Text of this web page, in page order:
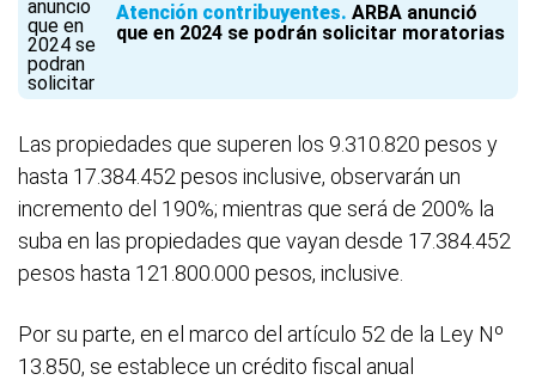
Atención contribuyentes ARBA anunció
que en 2024 se podrán solicitar moratorias
Las propiedades que superen los 9.310.820 pesos y
hasta 17.384.452 pesos inclusive, observarán un
incremento del 190%; mientras que será de 200% la
suba en las propiedades que vayan desde 17.384.452
pesos hasta 121.800.000 pesos, inclusive.
Por su parte, en el marco del artículo 52 de la Ley Nº
13.850, se establece un crédito fiscal anual